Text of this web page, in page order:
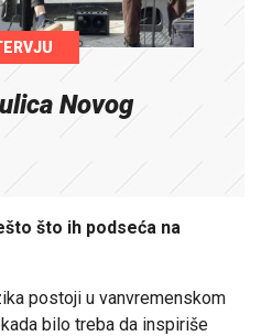
Novog
što ih podseća na
postoji u vanvremenskom
bilo treba da inspiriše